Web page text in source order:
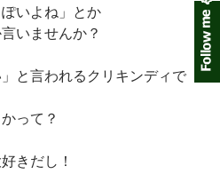
いよね」とか
いませんか？
と言われるクリキンディで
って？
きだし！